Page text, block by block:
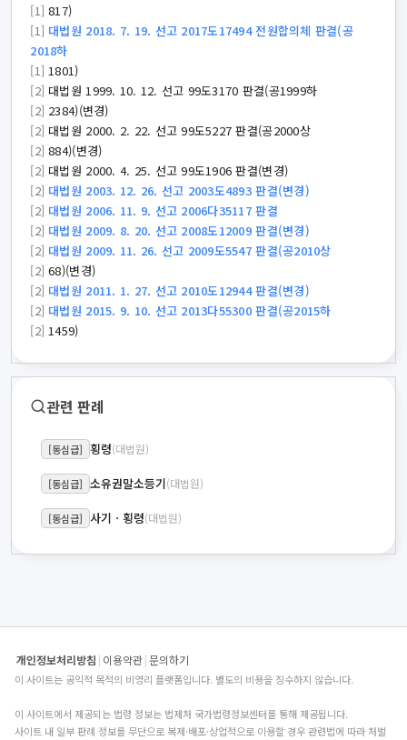
[1] 817)
[1] 대법원 2018. 7. 19. 선고 2017도17494 전원합의체 판결(공
2018하
[1] 1801)
[2] 대법원 1999. 10. 12. 선고 99도3170 판결(공1999하
[2] 2384)(변경)
[2] 대법원 2000. 2. 22. 선고 99도5227 판결(공2000상
[2] 884)(변경)
[2] 대법원 2000. 4. 25. 선고 99도1906 판결(변경)
[2] 대법원 2003. 12. 26. 선고 2003도4893 판결(변경)
[2] 대법원 2006. 11. 9. 선고 2006다35117 판결
[2] 대법원 2009. 8. 20. 선고 2008도12009 판결(변경)
[2] 대법원 2009. 11. 26. 선고 2009도5547 판결(공2010상
[2] 68)(변경)
[2] 대법원 2011. 1. 27. 선고 2010도12944 판결(변경)
[2] 대법원 2015. 9. 10. 선고 2013다55300 판결(공2015하
[2] 1459)
관련 판례
[동심급] 횡령(대법원)
[동심급] 소유권말소등기(대법원)
[동심급] 사기ㆍ횡령(대법원)
개인정보처리방침 | 이용약관|문의하기
이 사이트는 공익적 목적의 비영리 플랫폼입니다. 별도의 비용을 징수하지 않습니다.
이 사이트에서 제공되는 법령 정보는 법제처 국가법령정보센터를 통해 제공됩니다.
사이트 내 일부 판례 정보를 무단으로 복제·배포·상업적으로 이용할 경우 관련법에 따라 처벌